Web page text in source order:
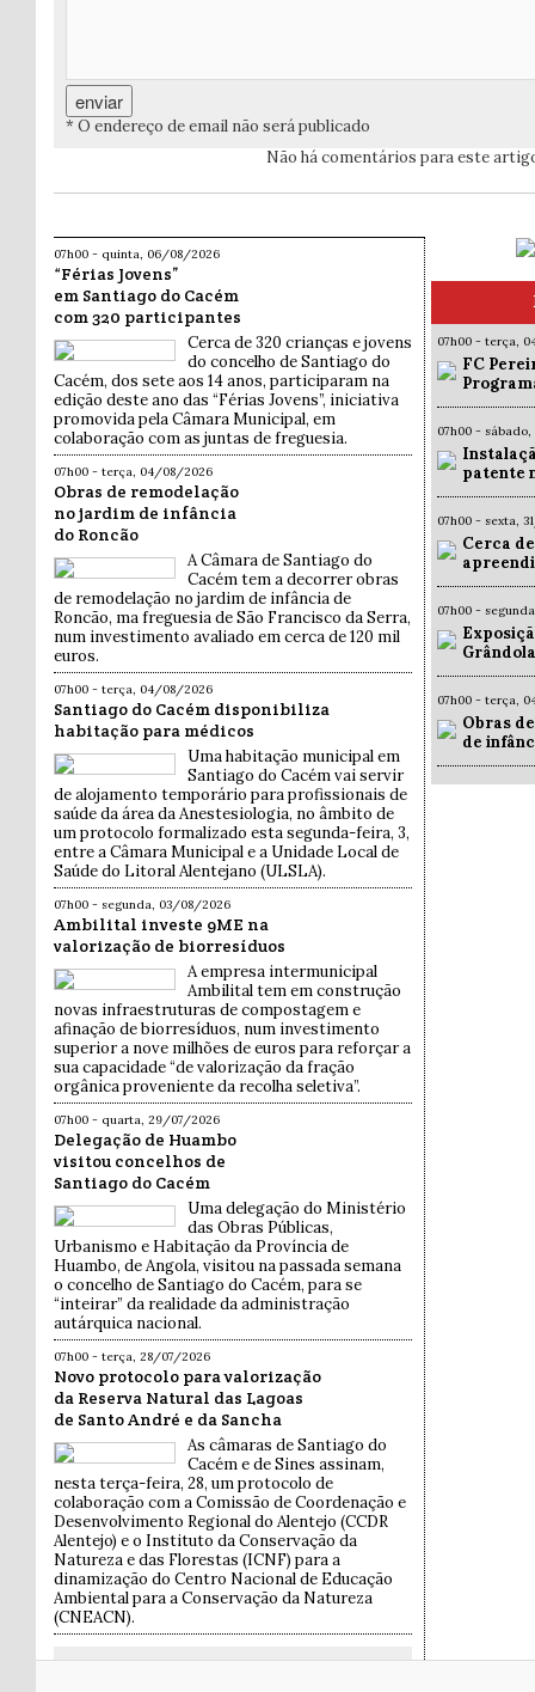
* O endereço de email não será publicado
Não há comentários para este
07h00 - quinta, 06/08/2026
“Férias Jovens”
em Santiago do Cacém
com 320 participantes
Cerca de 320 crianças e jovens
do concelho de Santiago do
Cacém, dos sete aos 14 anos, participaram na
edição deste ano das “Férias Jovens”, iniciativa
promovida pela Câmara Municipal, em
colaboração com as juntas de freguesia.
07h00 - terça, 04/08/2026
Obras de remodelação
no jardim de infância
do Roncão
A Câmara de Santiago do
Cacém tem a decorrer obras
de remodelação no jardim de infância de
Roncão, ma freguesia de São Francisco da Serra,
num investimento avaliado em cerca de 120 mil
euros.
07h00 - terça, 04/08/2026
Santiago do Cacém disponibiliza
habitação para médicos
Uma habitação municipal em
Santiago do Cacém vai servir
de alojamento temporário para profissionais de
saúde da área da Anestesiologia, no âmbito de
um protocolo formalizado esta segunda-feira, 3,
entre a Câmara Municipal e a Unidade Local de
Saúde do Litoral Alentejano (ULSLA).
07h00 - segunda, 03/08/2026
Ambilital investe 9ME na
valorização de biorresíduos
A empresa intermunicipal
Ambilital tem em construção
novas infraestruturas de compostagem e
afinação de biorresíduos, num investimento
superior a nove milhões de euros para reforçar a
sua capacidade “de valorização da fração
orgânica proveniente da recolha seletiva”.
07h00 - quarta, 29/07/2026
Delegação de Huambo
visitou concelhos de
Santiago do Cacém
Uma delegação do Ministério
das Obras Públicas,
Urbanismo e Habitação da Província de
Huambo, de Angola, visitou na passada semana
o concelho de Santiago do Cacém, para se
“inteirar” da realidade da administração
autárquica nacional.
07h00 - terça, 28/07/2026
Novo protocolo para valorização
da Reserva Natural das Lagoas
de Santo André e da Sancha
As câmaras de Santiago do
Cacém e de Sines assinam,
nesta terça-feira, 28, um protocolo de
colaboração com a Comissão de Coordenação e
Desenvolvimento Regional do Alentejo (CCDR
Alentejo) e o Instituto da Conservação da
Natureza e das Florestas (ICNF) para a
dinamização do Centro Nacional de Educação
Ambiental para a Conservação da Natureza
(CNEACN).
07h00 - terça,
FC
07h00 -
patente
07h00 - sexta,
Cerca
07h00 -
07h00 - terça,
Obras
de